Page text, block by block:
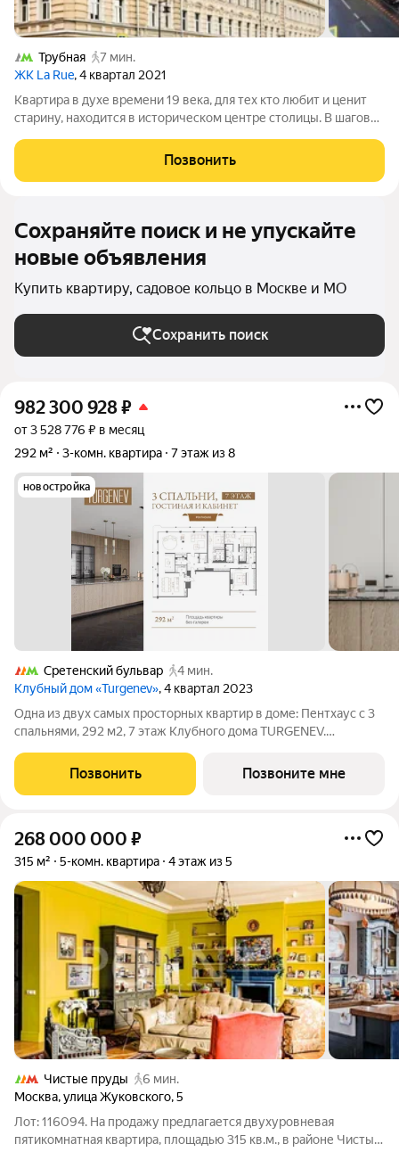
Трубная
7 мин.
ЖК La Rue, 4 квартал 2021
Квартира в духе времени 19 века, для тех кто любит и ценит
старину, находится в историческом центре столицы. В шаговой
Тверская, Театральная и Площадь Революции. Великолепно
подходит, как под
Позвонить
Сохраняйте поиск и не упускайте
новые объявления
Купить квартиру, садовое кольцо в Москве и МО
Сохранить поиск
982 300 928₽
от 3 528 776 ₽ в месяц
292 м²
3-комн. квартира 7 этаж из 8
новостройка
Сретенский бульвар
4 мин.
Клубный дом «Turgenev», 4 квартал 2023
Одна из двух самых просторных квартир в доме: Пентхаус с 3
спальнями, 292 м2, 7 этаж Клубного дома TURGENEV.
премиальная финишная отделка, 2 дровяных камина (в
гостиной и в одной из спален), 2 входа в
Позвонить Позвоните мне
268 000 000 ₽
315 м² 5-комн. квартира 4 этаж из 5
Чистые пруды
6 мин.
Москва,улица Жуковского,5
Лот: 116094. На продажу предлагается двухуровневая
пятикомнатная квартира, площадью 315 кв.м., в районе Чистых